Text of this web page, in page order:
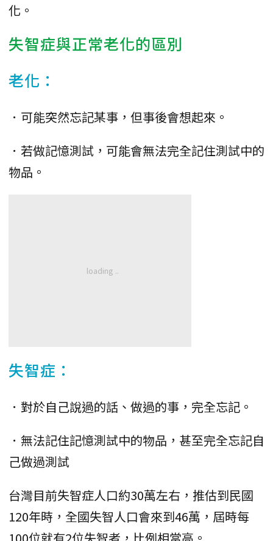
化。
失智症與正常老化的區別
老化：
．可能突然忘記某事，但事後會想起來。
．若做記憶測試，可能會無法完全記住測試中的
物品。
失智症：
．對於自己說過的話、做過的事，完全忘記。
．無法記住記憶測試中的物品，甚至完全忘記自
己做過測試
台灣目前失智症人口約30萬左右，推估到民國
120年時，全國失智人口會來到46萬，屆時每